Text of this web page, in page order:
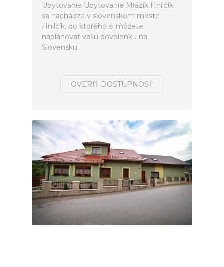
Ubytovanie Ubytovanie Mrázik Hnilčík
sa nachádza v slovenskom meste
Hnilčík, do ktorého si môžete
naplánovať vašú dovolenku na
Slovensku.
OVERIŤ DOSTUPNOSŤ